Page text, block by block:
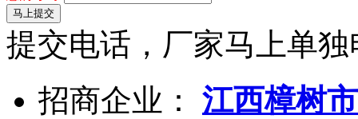
马上提交
提交电话，厂家马上单
招商企业： 江西樟树